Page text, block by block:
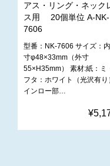
アス・リング・ネック
ス用 20個単位 A-NK-
7606
型番：NK-7606 サイズ：内
寸φ48×33mm（外寸
55×H35mm） 素材:紙：ミ
フタ：ホワイト（光沢有り
インロー部…